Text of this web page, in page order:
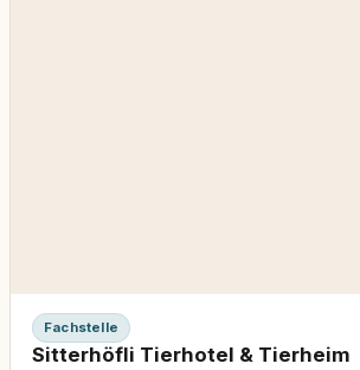
Fachstelle
Sitterhöfli Tierhotel & Tierheim